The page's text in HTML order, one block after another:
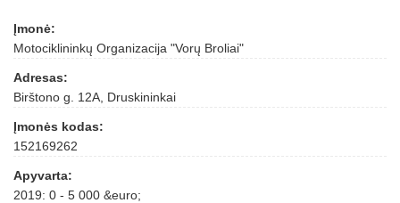
Įmonė:
Motociklininkų Organizacija "Vorų Broliai"
Adresas:
Birštono g. 12A, Druskininkai
Įmonės kodas:
152169262
Apyvarta:
2019: 0 - 5 000 &euro;